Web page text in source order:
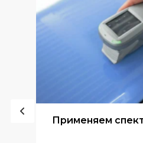
Применяем